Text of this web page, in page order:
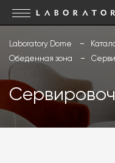
Laboratory Dome
Обеденная зона